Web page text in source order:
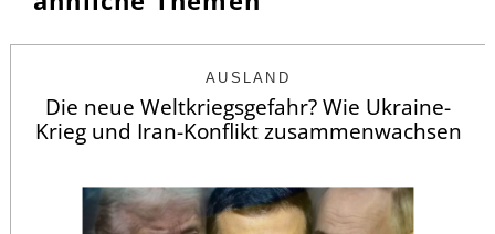
AUSLAND
Die neue Weltkriegsgefahr? Wie Ukraine-
Krieg und Iran-Konflikt zusammenwachsen